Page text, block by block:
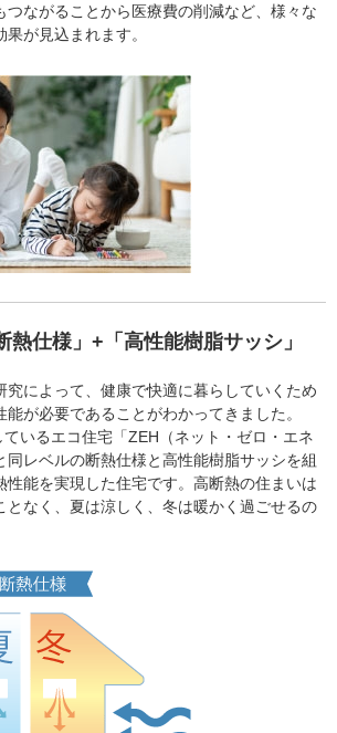
つながることから医療費の削減など、様々な
が見込まれます。
熱仕様」+「高性能樹脂サッシ」
究によって、健康で快適に暮らしていくため
が必要であることがわかってきました。
いるエコ住宅「ZEH（ネット・ゼロ・エネ
同レベルの断熱仕様と高性能樹脂サッシを組
性能を実現した住宅です。高断熱の住まいは
となく、夏は涼しく、冬は暖かく過ごせるの